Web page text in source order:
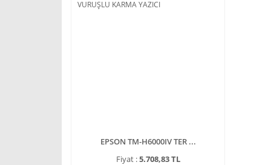
EPSON TM-H6000IV TER ...
Fiyat :5.708,83 TL